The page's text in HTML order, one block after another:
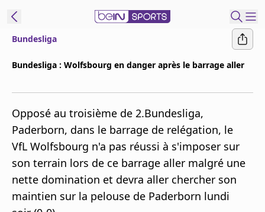
Replays
Podcasts
En Direct
Gérer les
notifications
Bundesliga
Bundesliga : Wolfsbourg en danger après le barrage aller
Opposé au troisième de 2.Bundesliga,
Paderborn, dans le barrage de relégation, le
VfL Wolfsbourg n'a pas réussi à s'imposer sur
son terrain lors de ce barrage aller malgré une
nette domination et devra aller chercher son
maintien sur la pelouse de Paderborn lundi